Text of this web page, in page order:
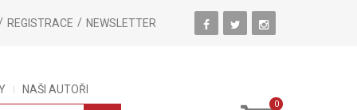
REGISTRACE NEWSLETTER
NAŠI AUTOŘI
0